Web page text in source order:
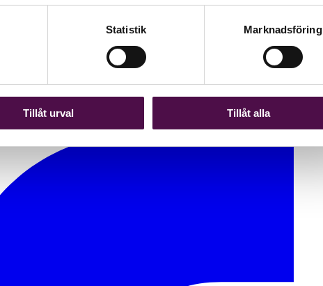
Statistik Marknadsföring
Tillåt urval Tillåt alla